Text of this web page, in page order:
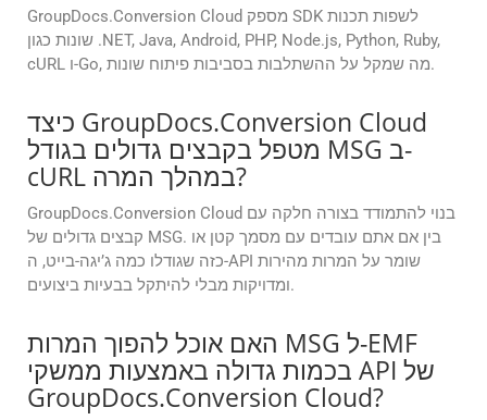
GroupDocs.Conversion Cloud מספק SDK לשפות תכנות
שונות כגון .NET, Java, Android, PHP, Node.js, Python, Ruby,
cURL ו-Go, מה שמקל על ההשתלבות בסביבות פיתוח שונות.
כיצד GroupDocs.Conversion Cloud
מטפל בקבצים גדולים בגודל MSG ב-
cURL במהלך המרה?
GroupDocs.Conversion Cloud בנוי להתמודד בצורה חלקה עם
קבצים גדולים של MSG. בין אם אתם עובדים עם מסמך קטן או
כזה שגודלו כמה ג’יגה-בייט, ה-API שומר על המרות מהירות
ומדויקות מבלי להיתקל בבעיות ביצועים.
האם אוכל להפוך המרות MSG ל-EMF
בכמות גדולה באמצעות ממשקי API של
GroupDocs.Conversion Cloud?